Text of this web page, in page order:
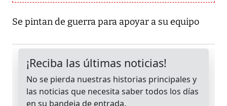
Se pintan de guerra para apoyar a su equipo